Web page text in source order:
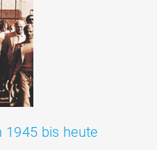
1945 bis heute